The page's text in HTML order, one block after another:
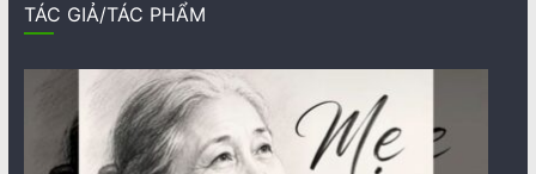
TÁC GIẢ/TÁC PHẨM